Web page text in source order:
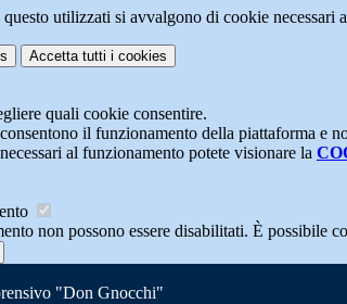
utilizzati si avvalgono di cookie
Accetta tutti i cookies
quali cookie consentire.
il funzionamento della piattaforma e
al funzionamento potete visionare la
non possono essere disabilitati. È possibile
"Don Gnocchi"